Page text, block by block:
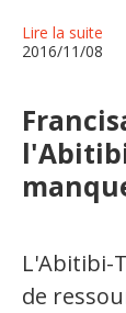
Jeux et
Cours de
Matériel à
Lire la suite
2016/11/08
L'Abitibi-
de